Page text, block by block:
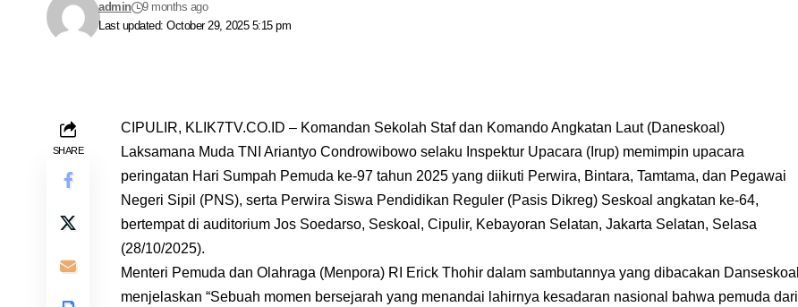
Last updated: October 29, 2025 5:15 pm
admin 9 months ago
SHARE
CIPULIR, KLIK7TV.CO.ID – Komandan Sekolah Staf dan Komando Angkatan Laut (Daneskoal)
Laksamana Muda TNI Ariantyo Condrowibowo selaku Inspektur Upacara (Irup) memimpin upacara
peringatan Hari Sumpah Pemuda ke-97 tahun 2025 yang diikuti Perwira, Bintara, Tamtama, dan Pegawai
Negeri Sipil (PNS), serta Perwira Siswa Pendidikan Reguler (Pasis Dikreg) Seskoal angkatan ke-64,
bertempat di auditorium Jos Soedarso, Seskoal, Cipulir, Kebayoran Selatan, Jakarta Selatan, Selasa
(28/10/2025).
Menteri Pemuda dan Olahraga (Menpora) RI Erick Thohir dalam sambutannya yang dibacakan Danseskoal
menjelaskan “Sebuah momen bersejarah yang menandai lahirnya kesadaran nasional bahwa pemuda dari